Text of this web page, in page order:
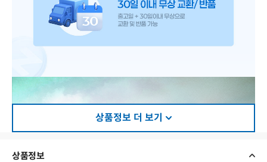
상품정보 더 보기
상품정보